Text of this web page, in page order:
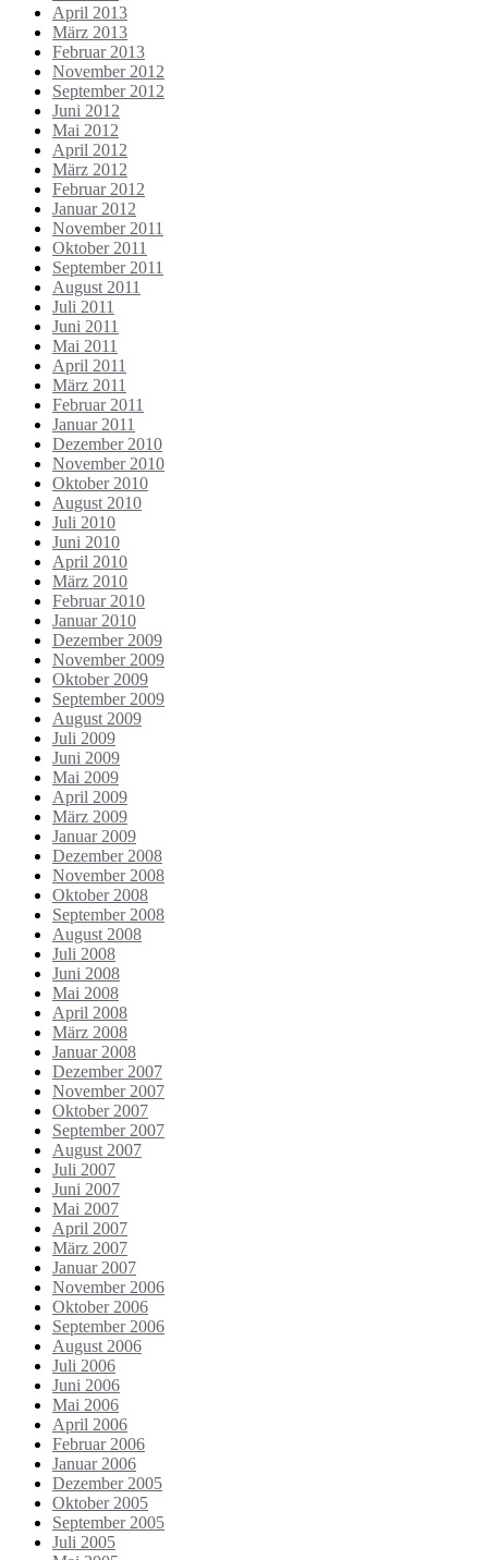
April 2013
März 2013
Februar 2013
November 2012
September 2012
Juni 2012
Mai 2012
April 2012
März 2012
Februar 2012
Januar 2012
November 2011
Oktober 2011
September 2011
August 2011
Juli 2011
Juni 2011
Mai 2011
April 2011
März 2011
Februar 2011
Januar 2011
Dezember 2010
November 2010
Oktober 2010
August 2010
Juli 2010
Juni 2010
April 2010
März 2010
Februar 2010
Januar 2010
Dezember 2009
November 2009
Oktober 2009
September 2009
August 2009
Juli 2009
Juni 2009
Mai 2009
April 2009
März 2009
Januar 2009
Dezember 2008
November 2008
Oktober 2008
September 2008
August 2008
Juli 2008
Juni 2008
Mai 2008
April 2008
März 2008
Januar 2008
Dezember 2007
November 2007
Oktober 2007
September 2007
August 2007
Juli 2007
Juni 2007
Mai 2007
April 2007
März 2007
Januar 2007
November 2006
Oktober 2006
September 2006
August 2006
Juli 2006
Juni 2006
Mai 2006
April 2006
Februar 2006
Januar 2006
Dezember 2005
Oktober 2005
September 2005
Juli 2005